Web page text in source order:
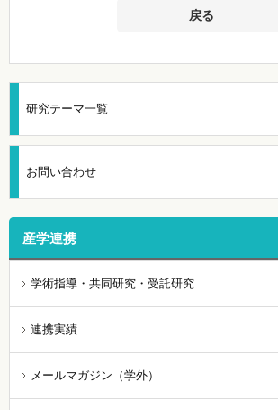
戻る
研究テーマ一覧
お問い合わせ
産学連携
学術指導・共同研究・受託研究
連携実績
メールマガジン（学外）